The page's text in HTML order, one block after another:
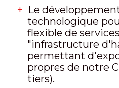
Le
technologique
flexible de
"infrastructure
permettant
propres de notre
tiers).